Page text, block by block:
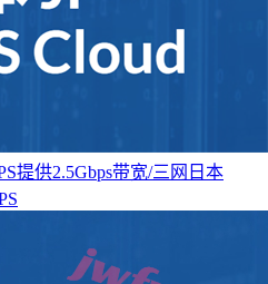
提供2.5Gbps带宽/三网日本